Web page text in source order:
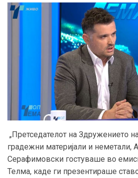
„Претседателот на Здружението
градежни материјали и неметали,
Серафимовски гостуваше во
Телма, каде ги презентираше